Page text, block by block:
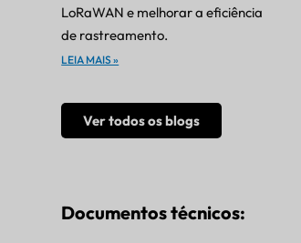
LoRaWAN e melhorar a eficiência
de rastreamento.
LEIA MAIS »
Ver todos os blogs
Documentos técnicos: